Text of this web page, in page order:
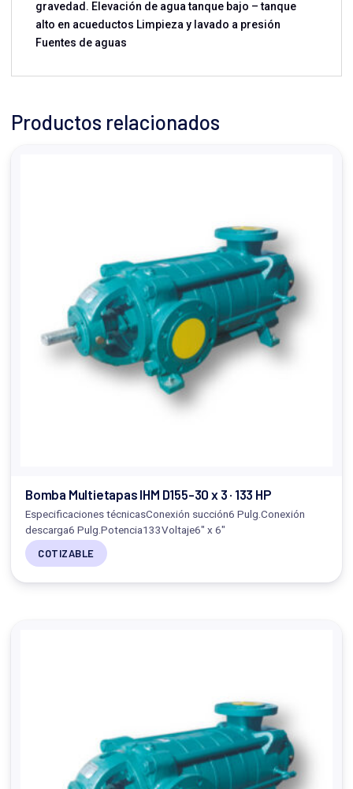
gravedad. Elevación de agua tanque bajo – tanque
alto en acueductos Limpieza y lavado a presión
Fuentes de aguas
Productos relacionados
Bomba Multietapas IHM D155-30 x 3 · 133 HP
Especificaciones técnicasConexión succión6 Pulg.Conexión
descarga6 Pulg.Potencia133Voltaje6" x 6"
COTIZABLE